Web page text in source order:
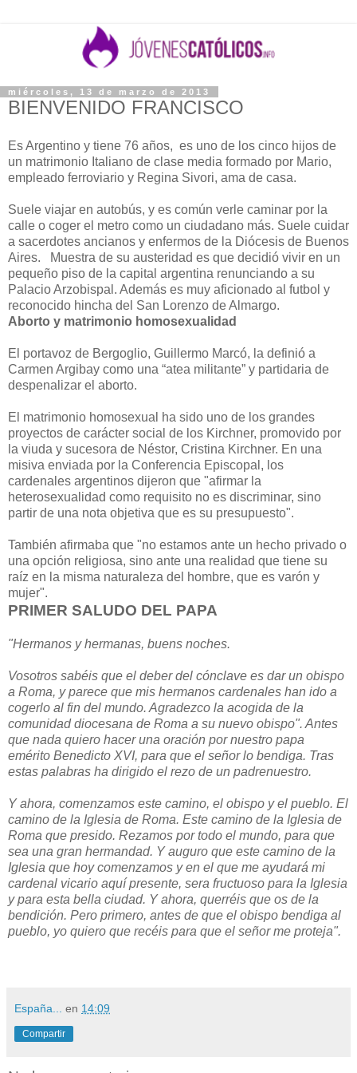
miércoles, 13 de marzo de 2013
BIENVENIDO FRANCISCO
Es Argentino y tiene 76 años, es uno de los cinco hijos de
un matrimonio Italiano de clase media formado por Mario,
empleado ferroviario y Regina Sivori, ama de casa.
Suele viajar en autobús, y es común verle caminar por la
calle o coger el metro como un ciudadano más. Suele cuidar
a sacerdotes ancianos y enfermos de la Diócesis de Buenos
Aires. Muestra de su austeridad es que decidió vivir en un
pequeño piso de la capital argentina renunciando a su
Palacio Arzobispal. Además es muy aficionado al futbol y
reconocido hincha del San Lorenzo de Almargo.
Aborto y matrimonio homosexualidad
El portavoz de Bergoglio, Guillermo Marcó, la definió a
Carmen Argibay como una “atea militante” y partidaria de
despenalizar el aborto.
El matrimonio homosexual ha sido uno de los grandes
proyectos de carácter social de los Kirchner, promovido por
la viuda y sucesora de Néstor, Cristina Kirchner. En una
misiva enviada por la Conferencia Episcopal, los
cardenales argentinos dijeron que "afirmar la
heterosexualidad como requisito no es discriminar, sino
partir de una nota objetiva que es su presupuesto".
También afirmaba que "no estamos ante un hecho privado o
una opción religiosa, sino ante una realidad que tiene su
raíz en la misma naturaleza del hombre, que es varón y
mujer".
PRIMER SALUDO DEL PAPA
"Hermanos y hermanas, buens noches.
Vosotros sabéis que el deber del cónclave es dar un obispo
a Roma, y parece que mis hermanos cardenales han ido a
cogerlo al fin del mundo. Agradezco la acogida de la
comunidad diocesana de Roma a su nuevo obispo". Antes
que nada quiero hacer una oración por nuestro papa
emérito Benedicto XVI, para que el señor lo bendiga. Tras
estas palabras ha dirigido el rezo de un padrenuestro.
Y ahora, comenzamos este camino, el obispo y el pueblo. El
camino de la Iglesia de Roma. Este camino de la Iglesia de
Roma que presido. Rezamos por todo el mundo, para que
sea una gran hermandad. Y auguro que este camino de la
Iglesia que hoy comenzamos y en el que me ayudará mi
cardenal vicario aquí presente, sera fructuoso para la Iglesia
y para esta bella ciudad. Y ahora, querréis que os de la
bendición. Pero primero, antes de que el obispo bendiga al
pueblo, yo quiero que recéis para que el señor me proteja".
España... en 14:09
Compartir